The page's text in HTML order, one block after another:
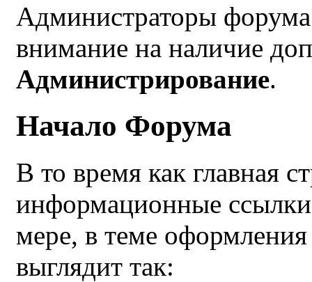
Администраторы
внимание на наличие
Администрирование.
Начало Форума
В то время как главная
информационные
мере, в теме
выглядит так: